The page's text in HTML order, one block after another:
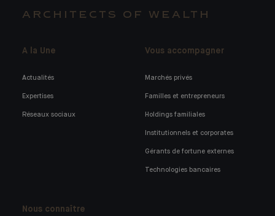
ARCHITECTS OF WEALTH
A la Une
Actualités
Expertises
Réseaux sociaux
Vous accompagner
Marchés privés
Familles et entrepreneurs
Holdings familiales
Institutionnels et corporates
Gérants de fortune externes
Technologies bancaires
Nous connaître